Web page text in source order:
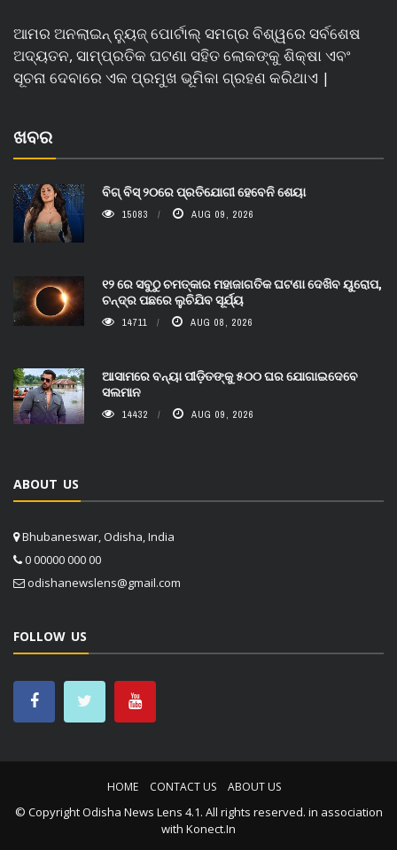
ଆମର ଅନଲାଇନ୍ ନ୍ୟୁଜ୍ ପୋର୍ଟାଲ୍ ସମଗ୍ର ବିଶ୍ୱରେ ସର୍ବଶେଷ
ଅଦ୍ୟତନ, ସାମ୍ପ୍ରତିକ ଘଟଣା ସହିତ ଲୋକଙ୍କୁ ଶିକ୍ଷା ଏବଂ
ସୂଚନା ଦେବାରେ ଏକ ପ୍ରମୁଖ ଭୂମିକା ଗ୍ରହଣ କରିଥାଏ |
ଖବର
ବିଗ୍ ବିସ୍ ୨୦ରେ ପ୍ରତିଯୋଗୀ ହେବେନି ଶେୟା
15083 AUG 09, 2026
୧୨ ରେ ସବୁଠୁ ଚମତ୍କାର ମହାଜାଗତିକ ଘଟଣା ଦେଖିବ ୟୁରୋପ,
ଚନ୍ଦ୍ର ପଛରେ ଲୁଚିଯିବ ସୂର୍ଯ୍ୟ
14711 AUG 08, 2026
ଆସାମରେ ବନ୍ୟା ପୀଡ଼ିତଙ୍କୁ ୫୦୦ ଘର ଯୋଗାଇଦେବେ
ସଲମାନ
14432 AUG 09, 2026
ABOUT US
Bhubaneswar, Odisha, India
0 00000 000 00
odishanewslens@gmail.com
FOLLOW US
HOME CONTACT US ABOUT US
© CopyrightOdisha News Lens 4.1. All rights reserved. in association
with Konect.In